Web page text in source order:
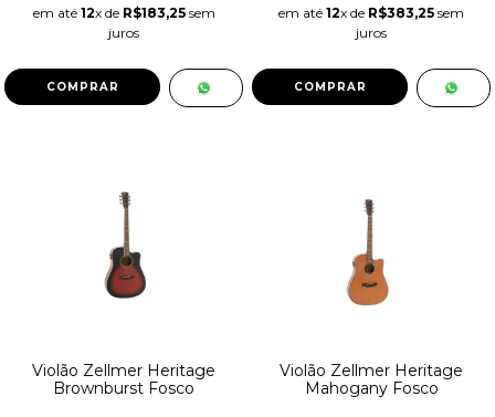
em até 12x de R$183,25sem
juros
em até 12x de R$383,25 sem
juros
Violão Zellmer Heritage
Brownburst Fosco
Violão Zellmer Heritage
Mahogany Fosco